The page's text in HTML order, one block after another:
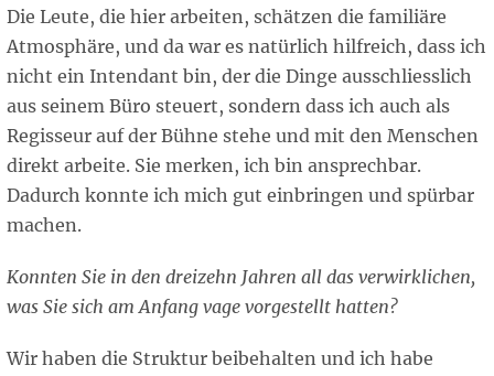
Die Leute, die hier arbeiten, schätzen die familiäre
Atmosphäre, und da war es natürlich hilfreich, dass ich
nicht ein Intendant bin, der die Dinge ausschliesslich
aus seinem Büro steuert, sondern dass ich auch als
Regisseur auf der Bühne stehe und mit den Menschen
direkt arbeite. Sie merken, ich bin ansprechbar.
Dadurch konnte ich mich gut einbringen und spürbar
machen.
Konnten Sie in den dreizehn Jahren all das verwirklichen,
was Sie sich am Anfang vage vorgestellt hatten?
Wir haben die Struktur beibehalten und ich habe